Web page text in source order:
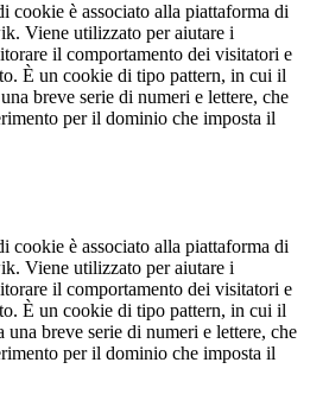
cookie è associato alla piattaforma di
Viene utilizzato per aiutare i
il comportamento dei visitatori e
È un cookie di tipo pattern, in cui il
breve serie di numeri e lettere, che
per il dominio che imposta il
cookie è associato alla piattaforma di
Viene utilizzato per aiutare i
il comportamento dei visitatori e
È un cookie di tipo pattern, in cui il
una breve serie di numeri e lettere, che
per il dominio che imposta il